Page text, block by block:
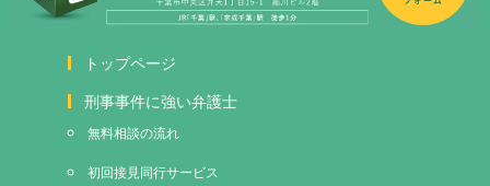
トップページ
刑事事件に強い弁護士
無料相談の流れ
初回接見同行サービス